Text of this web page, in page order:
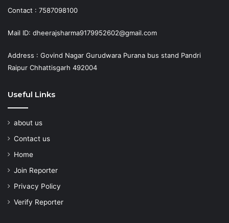
Contact : 7587098100
Mail ID: dheerajsharma9179952602@gmail.com
Address : Govind Nagar Gurudwara Purana bus stand Pandri
Raipur Chhattisgarh 492004
Useful Links
about us
Contact us
Home
Join Reporter
Privacy Policy
Verify Reporter